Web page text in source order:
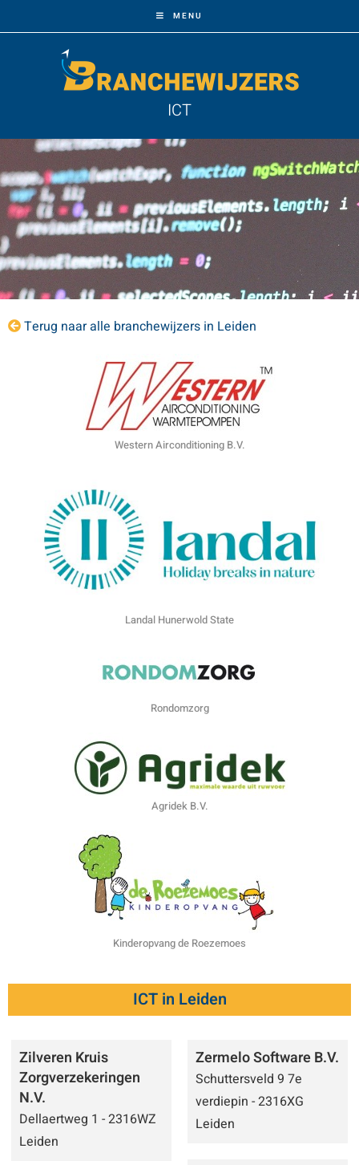
MENU
ICT
Terug naar alle branchewijzers in Leiden
Western Airconditioning B.V.
Landal Hunerwold State
Rondomzorg
Agridek B.V.
Kinderopvang de Roezemoes
ICT in Leiden
Zilveren Kruis
Zorgverzekeringen
N.V.
Dellaertweg 1 - 2316WZ
Leiden
Zermelo Software B.V.
Schuttersveld 9 7e
verdiepin - 2316XG
Leiden